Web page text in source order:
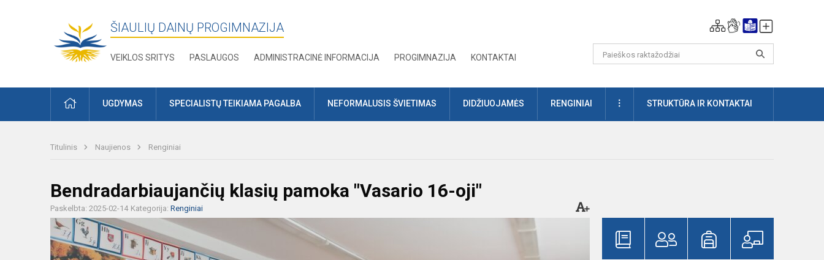
ŠIAULIŲ DAINŲ PROGIMNAZIJA
VEIKLOS SRITYS PASLAUGOS ADMINISTRACINĖ INFORMACIJA PROGIMNAZIJA KONTAKTAI
PRADŽIAUGDYMAS SPECIALISTŲ TEIKIAMA PAGALBA NEFORMALUSIS ŠVIETIMAS DIDŽIUOJAMĖS RENGINIAI DAUGIAUSTRUKTŪRA IR KONTAKTAI
Titulinis Naujienos Renginiai
Bendradarbiaujančių klasių pamoka "Vasario 16-oji"
Paskelbta: 2025-02-14 Kategorija: Renginiai